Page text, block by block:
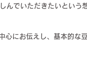
んでいただきたいという
心にお伝えし、基本的な